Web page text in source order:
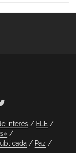
interés
ELE
Paz